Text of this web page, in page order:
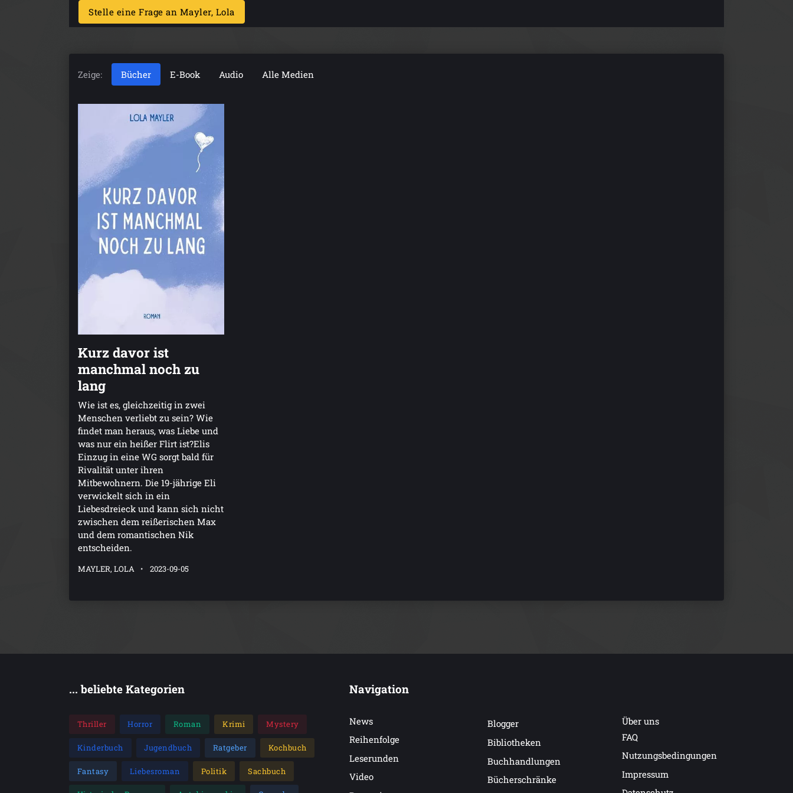
Stelle eine Frage an Mayler, Lola
Zeige: Bücher E-Book Audio Alle Medien
Kurz davor ist
manchmal noch zu
lang
Wie ist es, gleichzeitig in zwei
Menschen verliebt zu sein? Wie
findet man heraus, was Liebe und
was nur ein heißer Flirt ist?Elis
Einzug in eine WG sorgt bald für
Rivalität unter ihren
Mitbewohnern. Die 19-jährige Eli
verwickelt sich in ein
Liebesdreieck und kann sich nicht
zwischen dem reißerischen Max
und dem romantischen Nik
entscheiden.
MAYLER, LOLA 2023-09-05
... beliebte Kategorien
Thriller Horror Roman Krimi Mystery
Kinderbuch Jugendbuch Ratgeber Kochbuch
Fantasy Liebesroman Politik Sachbuch
Navigation
News
Reihenfolge
Leserunden
Video
Blogger
Bibliotheken
Buchhandlungen
Bücherschränke
Über uns
FAQ
Nutzungsbedingungen
Impressum